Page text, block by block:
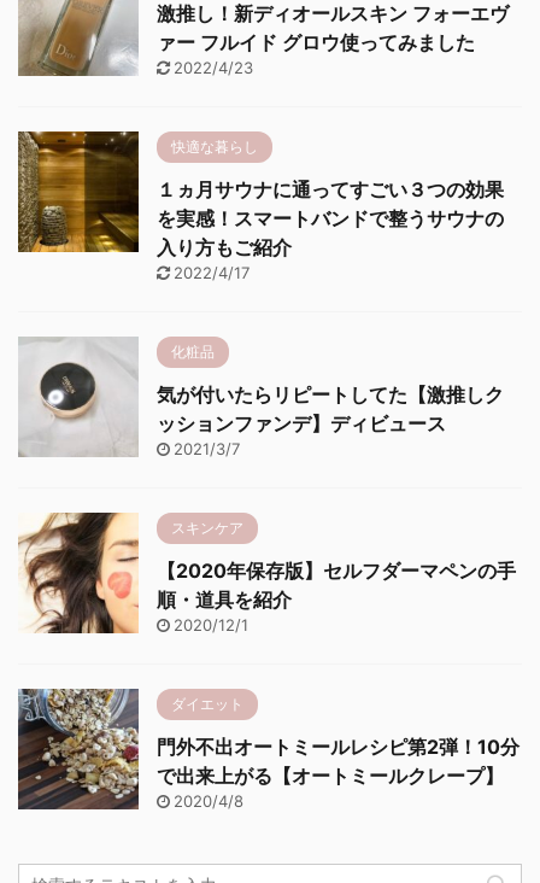
激推し！新ディオールスキン フォーエヴ
ァー フルイド グロウ使ってみました
2022/4/23
快適な暮らし
１ヵ月サウナに通ってすごい３つの効果
を実感！スマートバンドで整うサウナの
入り方もご紹介
2022/4/17
化粧品
気が付いたらリピートしてた【激推しク
ッションファンデ】ディビュース
2021/3/7
スキンケア
【2020年保存版】セルフダーマペンの手
順・道具を紹介
2020/12/1
ダイエット
門外不出オートミールレシピ第2弾！10分
で出来上がる【オートミールクレープ】
2020/4/8